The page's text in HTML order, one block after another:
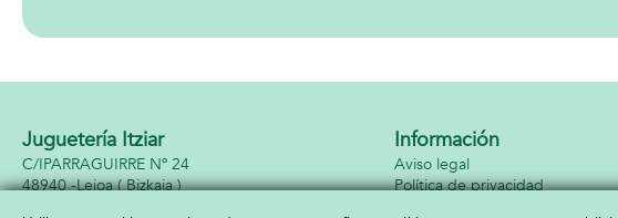
Juguetería Itziar
C/IPARRAGUIRRE Nº 24
48940 -Leioa( Bizkaia )
Información
Aviso legal
Política de privacidad